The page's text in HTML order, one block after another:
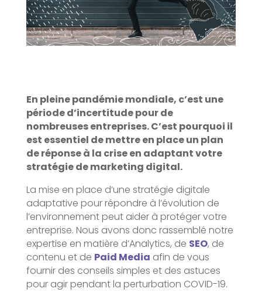
En pleine pandémie mondiale, c’est une
période d’incertitude pour de
nombreuses entreprises. C’est pourquoi il
est essentiel de mettre en place un plan
de réponse à la crise en adaptant votre
stratégie de marketing digital.
La mise en place d’une stratégie digitale
adaptative pour répondre à l’évolution de
l’environnement peut aider à protéger votre
entreprise. Nous avons donc rassemblé notre
expertise en matière d’Analytics, de SEO, de
contenu et de Paid Media afin de vous
fournir des conseils simples et des astuces
pour agir pendant la perturbation COVID-19.